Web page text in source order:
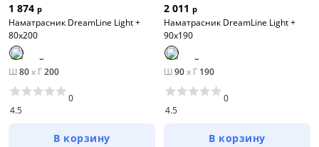
1 874 р
Наматрасник DreamLine Light +
80х200
Ш 80x Г200
4.5
0
В корзину
2 011 р
Наматрасник DreamLine Light +
90х190
Ш 90x Г 190
4.5
0
В корзину